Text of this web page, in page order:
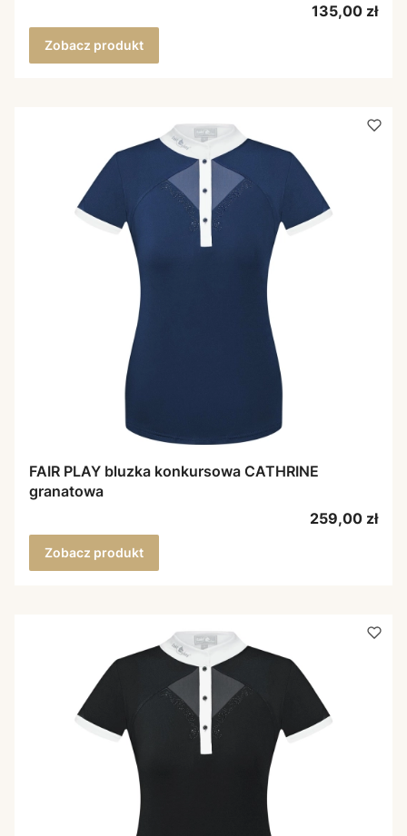
Cena
135,00 zł
Zobacz produkt
FAIR PLAY bluzka konkursowa CATHRINE
granatowa
Cena
259,00 zł
Zobacz produkt